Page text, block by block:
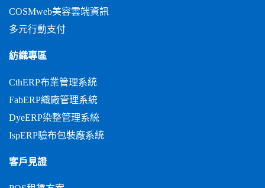
COSMweb美容雲端資訊
多元行動支付
紡織專區
CthERP布業管理系統
FabERP織廠管理系統
DyeERP染整管理系統
IspERP驗布包裝廠系統
客戶見證